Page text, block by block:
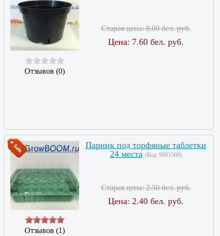
Отзывов (0)
Старая цена:8.00 бел. руб.
Цена: 7.60 бел. руб.
Отзывов (1)
Парник под торфяные таблетки
24 места (Код: 9001568)
Старая цена:2.50 бел. руб.
Цена: 2.40 бел. руб.